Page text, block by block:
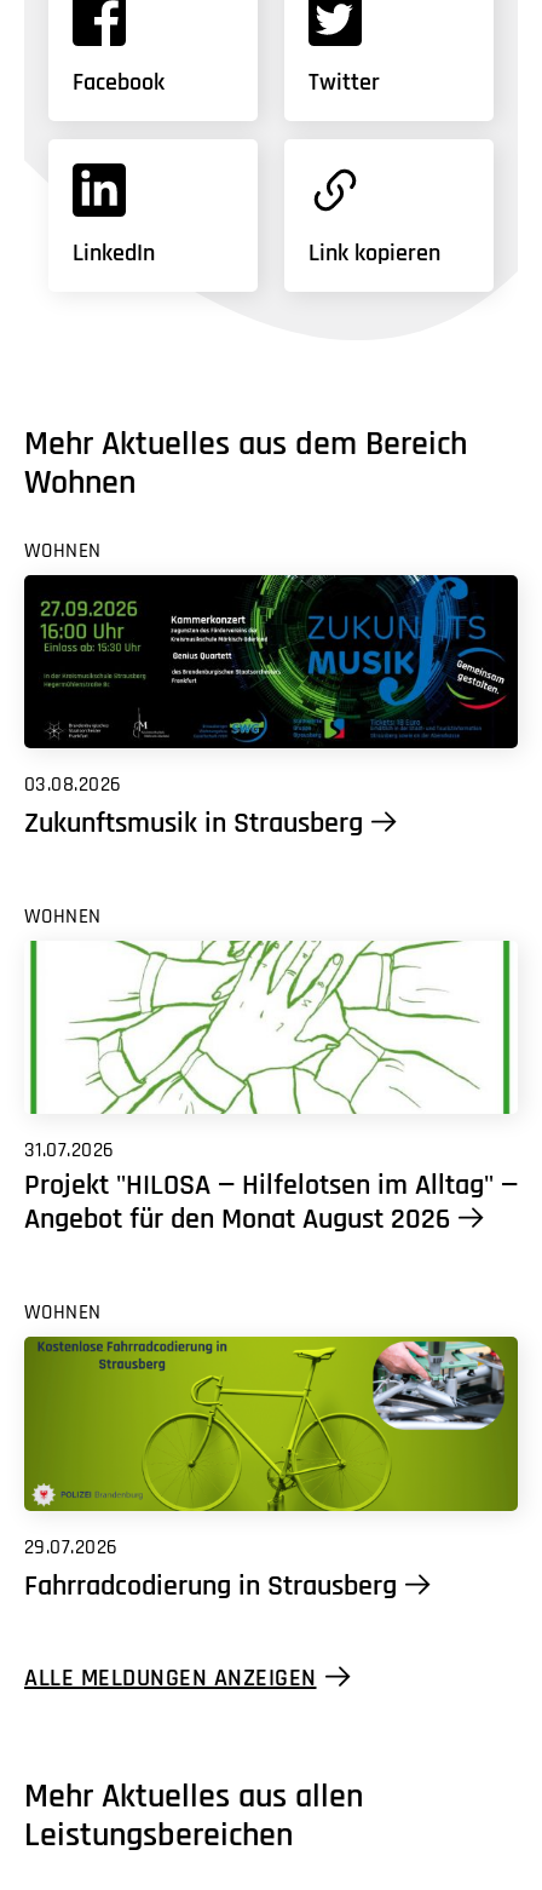
Facebook Twitter
LinkedIn Link kopieren
Mehr Aktuelles aus dem Bereich
Wohnen
WOHNEN
03.08.2026
Zukunftsmusik in Strausberg
WOHNEN
31.07.2026
Projekt "HILOSA — Hilfelotsen im Alltag" —
Angebot für den Monat August 2026
WOHNEN
29.07.2026
Fahrradcodierung in Strausberg
ALLE MELDUNGEN ANZEIGEN
Mehr Aktuelles aus allen
Leistungsbereichen